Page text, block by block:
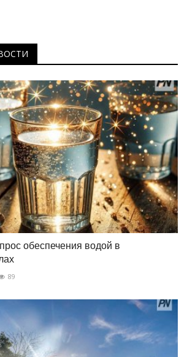
обеспечения водой в
89